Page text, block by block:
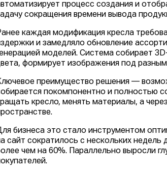
процесс создания и
сокращения времени вывода
каждая модификация кресла
и замедляло обновление
моделей. Система собирает
формирует изображения под
преимущество решения —
покомпонентно и полностью
кресло, менять материалы, а
бизнеса это стало инструментом
сайт сократилось с нескольких
чем на 60%. Параллельно выросли